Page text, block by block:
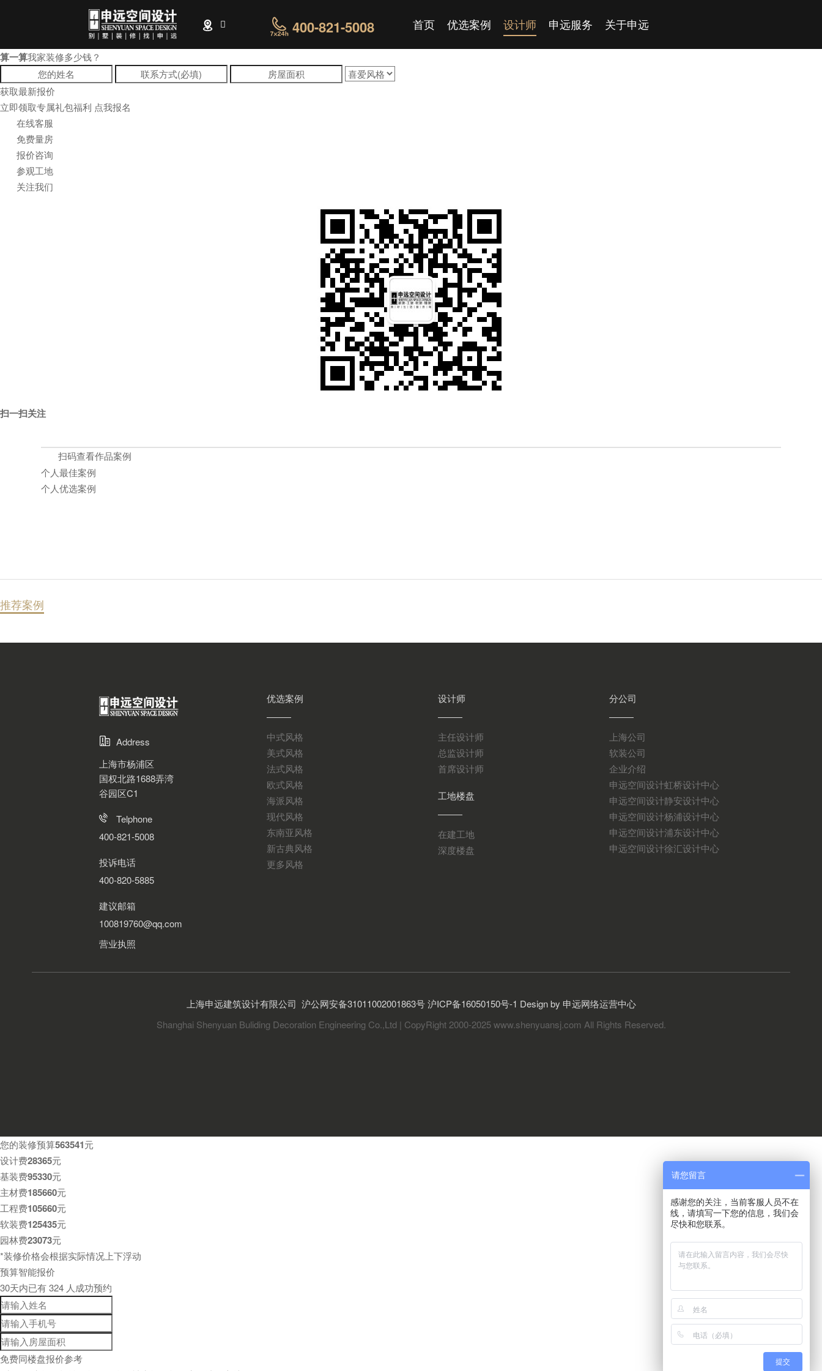
400-821-5008 首页 优选案例 设计师
申远服务
深度楼盘
关于申远
申远荣誉
算一算我家装修多少钱？
获取最新报价
立即领取专属礼包福利 点我报名
在线客服
免费量房
报价咨询
参观工地
关注我们
扫一扫关注
扫码查看作品案例
个人最佳案例
个人优选案例
推荐案例
Address
上海市杨浦区
国权北路1688弄湾
谷园区C1
Telphone
400-821-5008
投诉电话
400-820-5885
建议邮箱
100819760@qq.com
营业执照
优选案例
中式风格
美式风格
法式风格
欧式风格
海派风格
现代风格
东南亚风格
新古典风格
更多风格
设计师
主任设计师
总监设计师
首席设计师
工地楼盘
在建工地
深度楼盘
分公司
上海公司
软装公司
企业介绍
申远空间设计虹桥设计中心
申远空间设计静安设计中心
申远空间设计杨浦设计中心
申远空间设计浦东设计中心
申远空间设计徐汇设计中心
上海申远建筑设计有限公司 沪公网安备31011002001863号 沪ICP备16050150号-1 Design by 申远网络运营中心
Shanghai Shenyuan Buliding Decoration Engineering Co.,Ltd | CopyRight 2000-2025 www.shenyuansj.com All Rights Reserved.
您的装修预算563541元
设计费28365元
基装费95330元
主材费185660元
工程费105660元
软装费125435元
园林费23073元
*装修价格会根据实际情况上下浮动
预算智能报价
30天内已有324 人成功预约
免费同楼盘报价参考
请您留言
感谢您的关注，当前客服人员不在
线，请填写一下您的信息，我们会
尽快和您联系。
提交